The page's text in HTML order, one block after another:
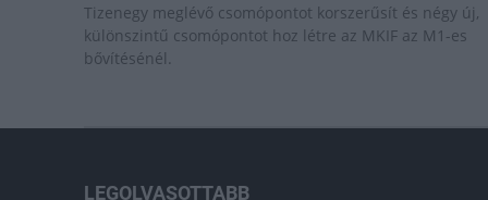
Tizenegy meglévő csomópontot korszerűsít és négy új,
különszintű csomópontot hoz létre az MKIF az M1-es
bővítésénél.
LEGOLVASOTTABB